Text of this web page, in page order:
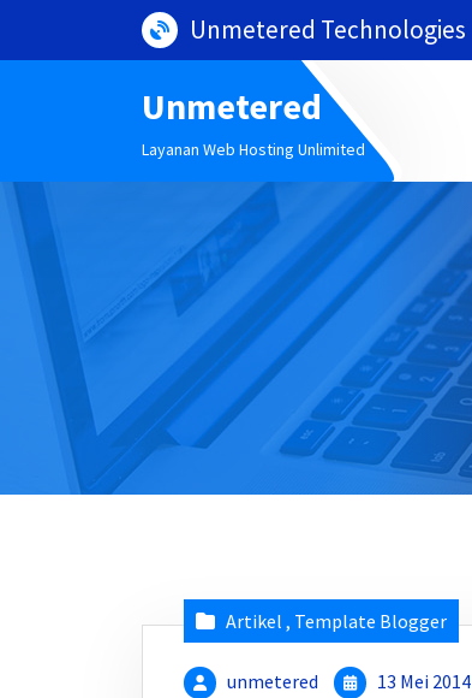
Unmetered Technologies
Unmetered
Layanan Web Hosting Unlimited
Artikel , Template Blogger
unmetered 13 Mei 2014